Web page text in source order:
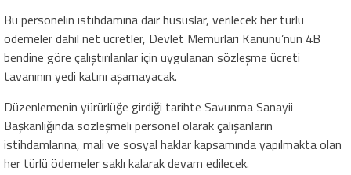
Bu personelin istihdamına dair hususlar, verilecek her türlü
ödemeler dahil net ücretler, Devlet Memurları Kanunu’nun 4B
bendine göre çalıştırılanlar için uygulanan sözleşme ücreti
tavanının yedi katını aşamayacak.
Düzenlemenin yürürlüğe girdiği tarihte Savunma Sanayii
Başkanlığında sözleşmeli personel olarak çalışanların
istihdamlarına, mali ve sosyal haklar kapsamında yapılmakta olan
her türlü ödemeler saklı kalarak devam edilecek.